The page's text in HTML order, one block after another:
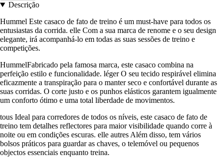
Descrição
Hummel Este casaco de fato de treino é um must-have para todos os
entusiastas da corrida. elle Com a sua marca de renome e o seu design
elegante, irá acompanhá-lo em todas as suas sessões de treino e
competições.
HummelFabricado pela famosa marca, este casaco combina na
perfeição estilo e funcionalidade. léger O seu tecido respirável elimina
eficazmente a transpiração para o manter seco e confortável durante as
suas corridas. O corte justo e os punhos elásticos garantem igualmente
um conforto ótimo e uma total liberdade de movimentos.
tous Ideal para corredores de todos os níveis, este casaco de fato de
treino tem detalhes reflectores para maior visibilidade quando corre à
noite ou em condições escuras. elle autres Além disso, tem vários
bolsos práticos para guardar as chaves, o telemóvel ou pequenos
objectos essenciais enquanto treina.